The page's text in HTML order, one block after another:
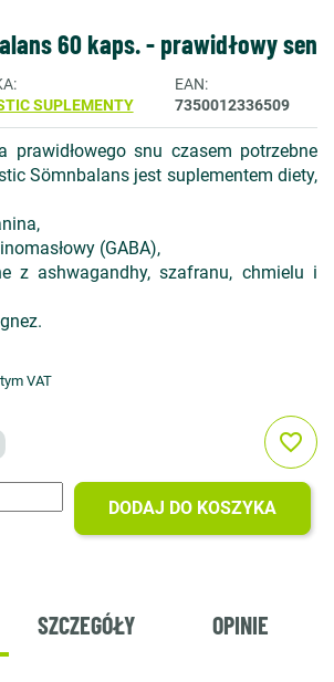
60 kaps. - prawidłowy sen
SUPLEMENTY
EAN
7350012336509
prawidłowego snu czasem potrzebne
Sömnbalans jest suplementem diety,
(GABA),
z ashwagandhy, szafranu, chmielu i
VAT
DODAJ DO KOSZYKA
favorite_border
SZCZEGÓŁY OPINIE